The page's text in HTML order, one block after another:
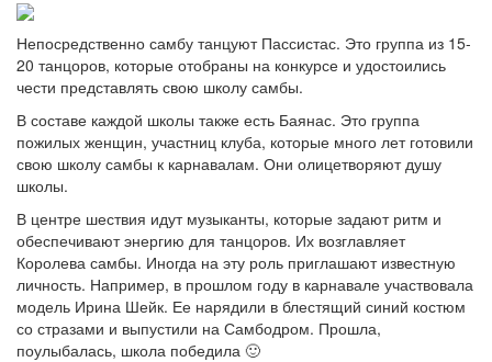
Непосредственно самбу танцуют Пассистас. Это группа из 15-
20 танцоров, которые отобраны на конкурсе и удостоились
чести представлять свою школу самбы.
В составе каждой школы также есть Баянас. Это группа
пожилых женщин, участниц клуба, которые много лет готовили
свою школу самбы к карнавалам. Они олицетворяют душу
школы.
В центре шествия идут музыканты, которые задают ритм и
обеспечивают энергию для танцоров. Их возглавляет
Королева самбы. Иногда на эту роль приглашают известную
личность. Например, в прошлом году в карнавале участвовала
модель Ирина Шейк. Ее нарядили в блестящий синий костюм
со стразами и выпустили на Самбодром. Прошла,
поулыбалась, школа победила 🙂